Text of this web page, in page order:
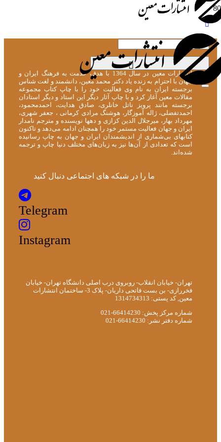
انتشارات معین در سال 1364 با هدف خدمت به فرهنگ ایران و
جهان با احترام به زنده یاد دکتر محمد معین، دانشمند و لغت شناس
برجسته ایران به نام وی فعالیت خود را با چاپ کتاب مجموعه
مقالات معین آغاز کرد و با چاپ آثار دیگر این استاد و دیگر استادان
برجسته مانند پرویز ناتل خانلری، صادق هدایت، احمدمحمود،
احمدتفضلی، ژاله آموزگار، هوشنگ مرادی کرمانی ، جعفر شهری،
مهرداد بهار، میرجلال الدین کزازی و دهها نویسنده و مترجم نامدار
ایران و جهان فعالیت مستمر خود را همچنان ادامه می‌دهد و تاکنون
کتابهای بی‌شماری از اندیشمندان ایران و جهان به چاپ رسانیده
است که تعدادی از آن‌ها نیز به زبان‌های مختلف دنیا چاپ و ترجمه
شده‌اند.
ما را در شبکه های اجتماعی دنبال کنید
Telegram
Instagram
تهران- خیابان انقلاب- روبروی درب اصلی دانشگاه تهران- خیابان
فخررازی- بن بست فاتحی داریان- پلاک 3- ساختمان انتشارات
معین, کد پستی: 1314734313
شماره مرکز پخش: 66414230-021
شماره دفتر نشر: 66414230-021